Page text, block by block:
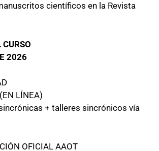
científicos en la Revista
CURSO
2026
LÍNEA)
+ talleres sincrónicos vía
OFICIAL AAOT